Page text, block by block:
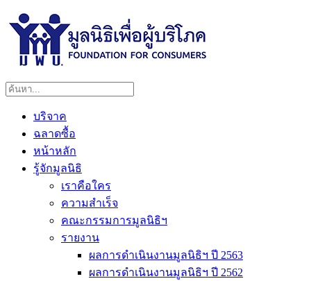
บริจาค
ฉลาดซื้อ
หน้าหลัก
รู้จักมูลนิธิ
เราคือใคร
ความสำเร็จ
คณะกรรมการมูลนิธิฯ
รายงาน
ผลการดำเนินงานมูลนิธิฯ ปี 2563
ผลการดำเนินงานมูลนิธิฯ ปี 2562